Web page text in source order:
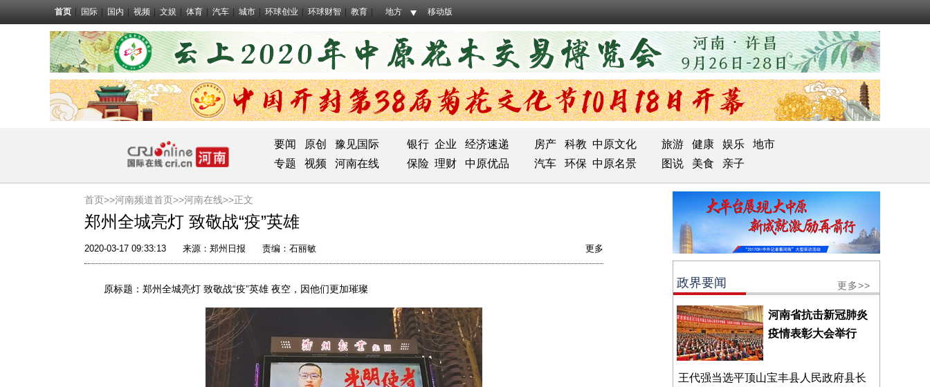
首页 国际 国内 视频 文娱 体育 汽车 城市 环球创业 环球财智 教育 地方 移动版
要闻 原创 豫见国际 银行 企业 经济速递 房产 科教 中原文化 旅游 健康 娱乐
地市
专题
视频 河南在线 保险 理财 中原优品 汽车 环保 中原名景 图说 美食 亲子
首页>>河南频道首页>>河南在线>>正文
郑州全城亮灯 致敬战“疫”英雄
2020-03-17 09:33:13 来源： 郑州日报 责编：石丽敏 更多
原标题：郑州全城亮灯 致敬战“疫”英雄 夜空，因他们更加璀璨 政界要闻 更多>>
河南省抗击新冠肺炎
疫情表彰大会举行
王代强当选平顶山宝丰县人民政府县长